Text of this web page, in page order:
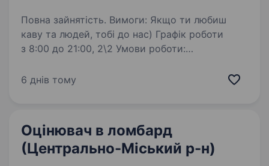
Повна зайнятість. Вимоги: Якщо ти любиш
каву та людей, тобі до нас) Графік роботи
з 8:00 до 21:00, 2\2 Умови роботи:
атмосферу і професіональне зростання разом
6 днів тому
Оцінювач в ломбард
(Центрально-Мiський р-н)